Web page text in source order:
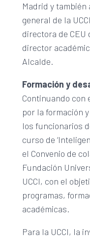
Madrid y
general de la
directora de CEU
director
Alcalde.
Formación y
Continuando con
por la formación
los funcionarios
curso de
el Convenio de
Fundación
UCCI, con el
programas,
académicas.
Para la UCCI, la